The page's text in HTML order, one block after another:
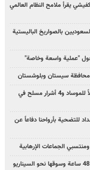
يقرأ ملامح النظام العالمي
بالصواريخ الباليستية
"عملية واسعة وخاصة"
سيستان وبلوشستان
وزارة الأمن الإيرانية: اعتقال 21 عميلاً للموساد و4 أشرار مسلح في
للتضحية بأرواحنا دفاعاً عن
بزشكيان: خططوا لإسقاط إيران خلال 48 ساعة وسوقها نحو السيناريو